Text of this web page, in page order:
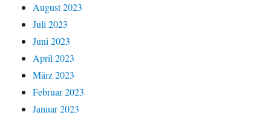
August 2023
Juli 2023
Juni 2023
April 2023
März 2023
Februar 2023
Januar 2023